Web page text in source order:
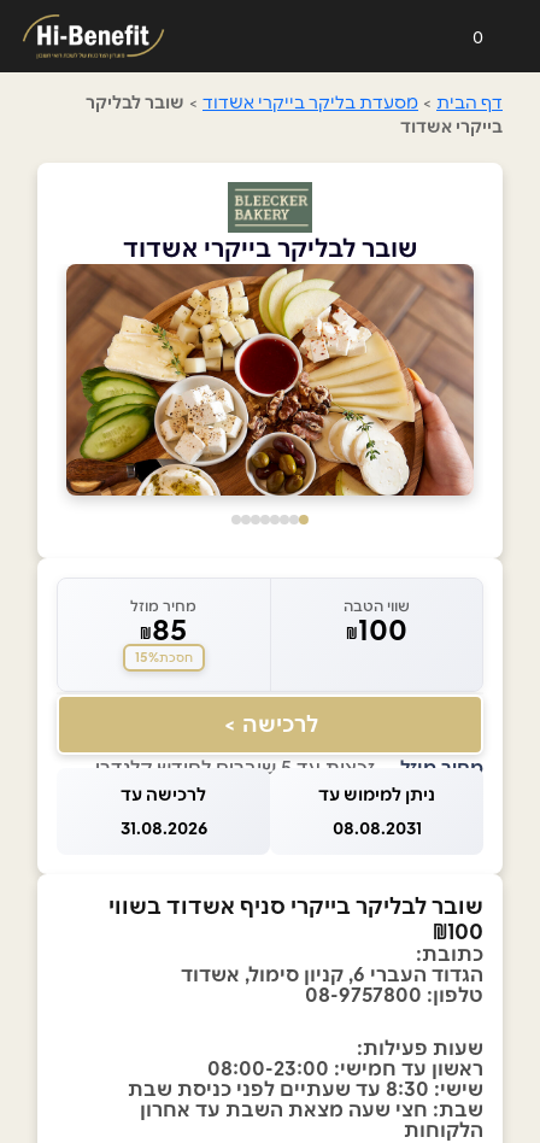
0
דף הבית > מסעדת בליקר בייקרי אשדוד > שובר לבליקר
בייקרי אשדוד
שובר לבליקר בייקרי אשדוד
שווי הטבה
₪100
מחיר מוזל
₪85
חסכת15%
לרכישה >
מחיר מוזל — זכאות עד 5 שוברים לחודש קלנדרי
ניתן למימוש עד
08.08.2031
לרכישה עד
31.08.2026
שובר לבליקר בייקרי סניף אשדוד בשווי
₪100
כתובת:
הגדוד העברי 6, קניון סימול, אשדוד
טלפון: 08-9757800
שעות פעילות:
ראשון עד חמישי: 08:00-23:00
שישי: 8:30 עד שעתיים לפני כניסת שבת
שבת: חצי שעה מצאת השבת עד אחרון
הלקוחות